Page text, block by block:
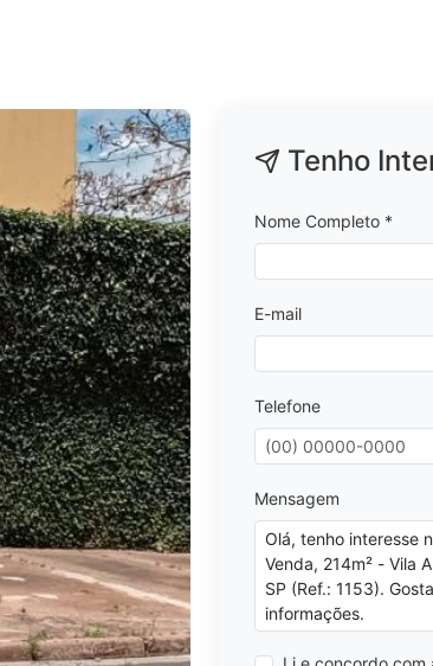
Tenho
Nome Completo *
E-mail
Telefone
Mensagem